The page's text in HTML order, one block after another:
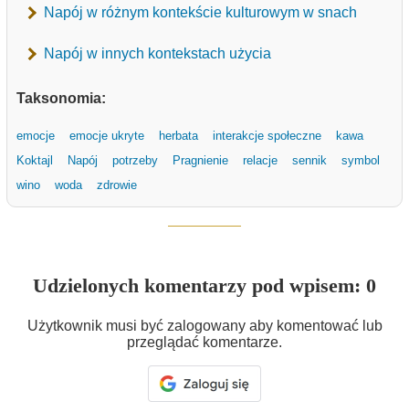
Napój w różnym kontekście kulturowym w snach
Napój w innych kontekstach użycia
Taksonomia:
emocje emocje ukryte herbata interakcje społeczne
kawa
Koktajl
Napój potrzeby Pragnienie relacje sennik
symbol
wino
woda zdrowie
Udzielonych komentarzy pod wpisem: 0
Użytkownik musi być zalogowany aby komentować lub
przeglądać komentarze.